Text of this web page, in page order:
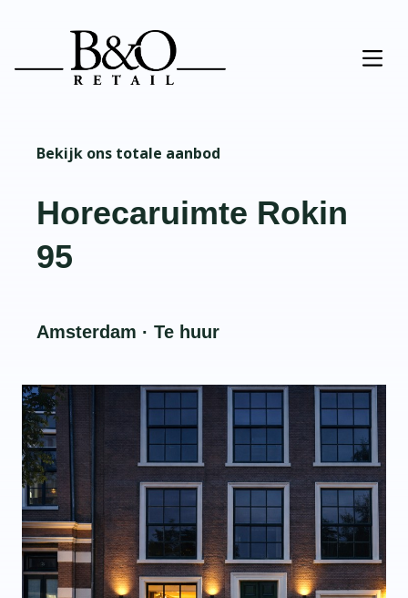
Bekijk ons totale aanbod
Horecaruimte Rokin
95
Amsterdam · Te huur